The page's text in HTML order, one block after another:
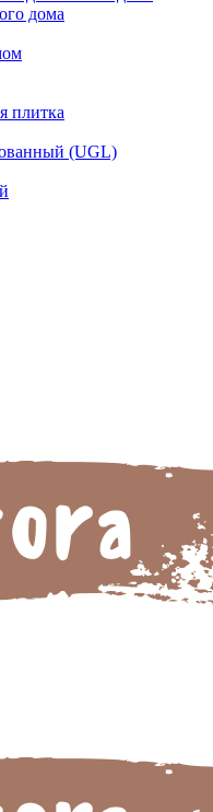
дома
плитка
(UGL)